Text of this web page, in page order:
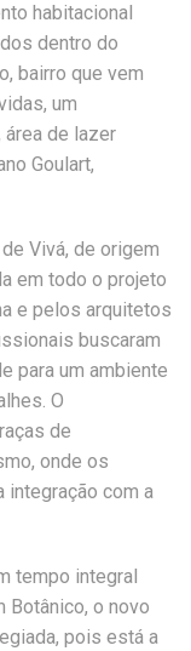
habitacional
dentro do
bairro que vem
um
área de lazer
Goulart,
Vivá, de origem
em todo o projeto
e pelos arquitetos
buscaram
para um ambiente
O
de
onde os
integração com a
tempo integral
Botânico, o novo
pois está a